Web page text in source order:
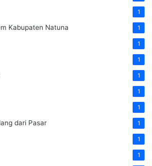
1
Kabupaten Natuna 1
1
1
1
1
1
dari Pasar 1
1
1